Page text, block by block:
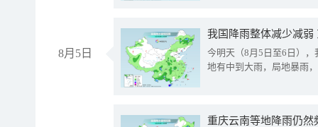
8月5日
我国降雨整体减少减弱
今明天（8月5日至6日）
地有中到大雨，局地暴雨
重庆云南等地降雨仍然